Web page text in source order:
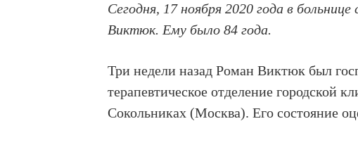
Сегодня, 17 ноября 2020 года в
Виктюк. Ему было 84 года.
Три недели назад Роман Виктюк был
терапевтическое отделение городской
Сокольниках (Москва). Его состояние